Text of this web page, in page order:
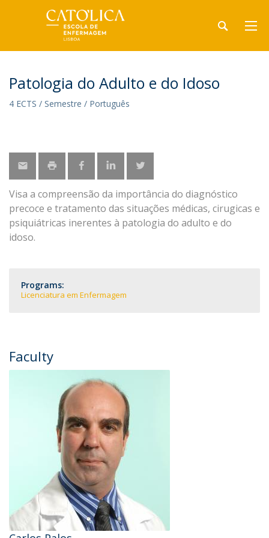
Patologia do Adulto e do Idoso
4 ECTS / Semestre / Português
Visa a compreensão da importância do diagnóstico
precoce e tratamento das situações médicas, cirugicas e
psiquiátricas inerentes à patologia do adulto e do
idoso.
Programs:
Licenciatura em Enfermagem
Faculty